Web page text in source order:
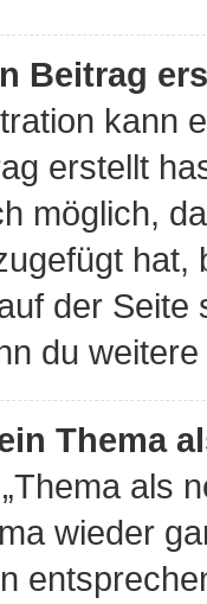
Beitrag
kann
erstellt
möglich,
hat,
der
du
Thema
als
wieder